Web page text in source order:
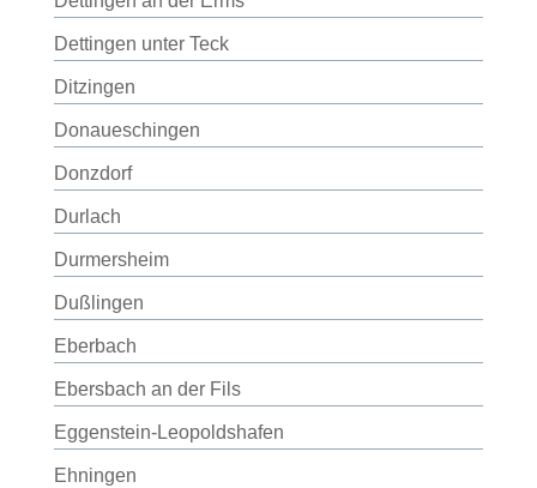
Dettingen unter Teck
Ditzingen
Donaueschingen
Donzdorf
Durlach
Durmersheim
Dußlingen
Eberbach
Ebersbach an der Fils
Eggenstein-Leopoldshafen
Ehningen